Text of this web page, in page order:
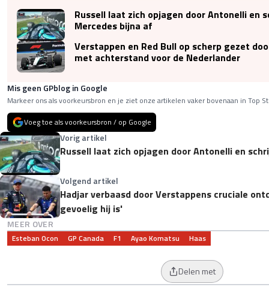
Russell laat zich opjagen door Antonelli en
Mercedes bijna af
Verstappen en Red Bull op scherp gezet
met achterstand voor de Nederlander
Mis geen GPblog in Google
Markeer ons als voorkeursbron en je ziet onze artikelen vaker bovenaan in Top
Voeg toe als voorkeursbron / op Google
Vorig artikel
Russell laat zich opjagen door Antonelli en
Volgend artikel
Hadjar verbaasd door Verstappens cruciale
gevoelig hij is'
MEER OVER
Esteban Ocon GP Canada F1 Ayao Komatsu Haas
Delen met